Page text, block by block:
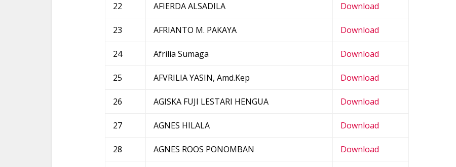
22 AFIERDA ALSADILA Download
23 AFRIANTO M. PAKAYA Download
24 Afrilia Sumaga Download
25 AFVRILIA YASIN, Amd.Kep Download
26 AGISKA FUJI LESTARI HENGUA Download
27 AGNES HILALA Download
28 AGNES ROOS PONOMBAN Download